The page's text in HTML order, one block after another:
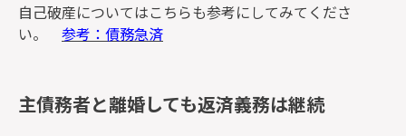
自己破産についてはこちらも参考にしてみてくださ
い。 参考：債務急済
主債務者と離婚しても返済義務は継続